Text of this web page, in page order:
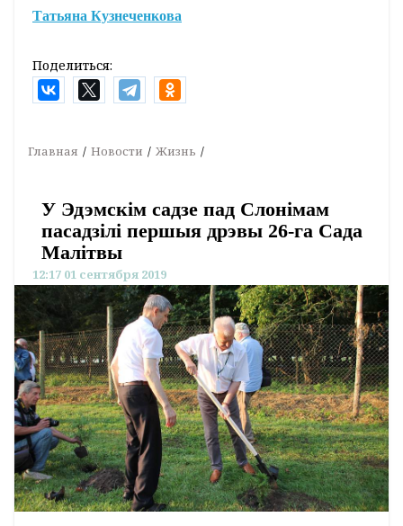
Татьяна Кузнеченкова
Поделиться:
Главная Новости Жизнь
У Эдэмскім садзе пад Слонімам
пасадзілі першыя дрэвы 26-га Сада
Малітвы
12:17 01 сентября 2019